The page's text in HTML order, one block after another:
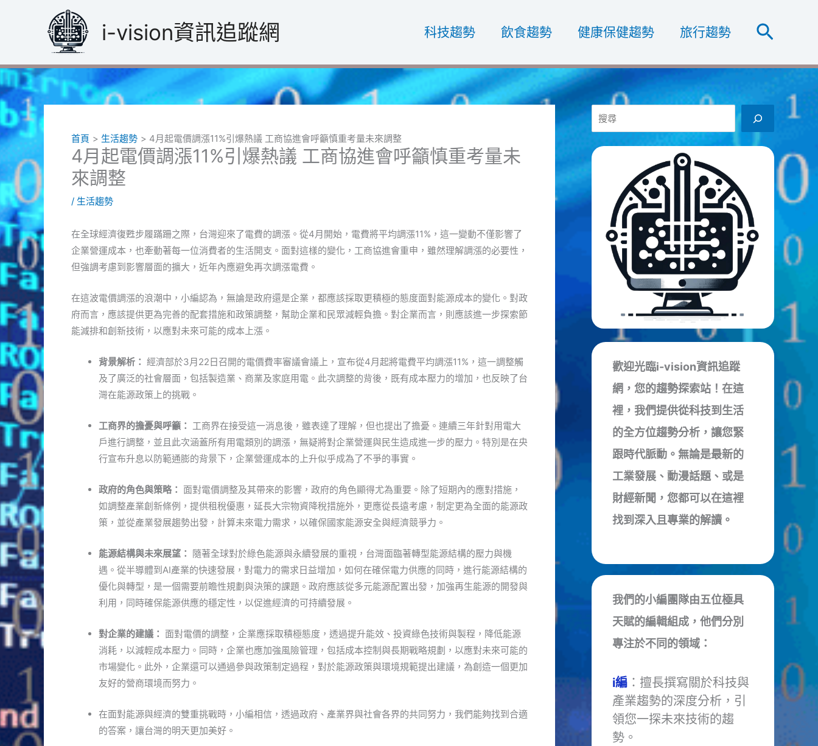
內
容
i-vision資訊追蹤網 科技趨勢 飲食趨勢 健康保健趨勢 旅行趨勢
搜
尋
首頁 生活趨勢 4月起電價調漲11%引爆熱議 工商協進會呼籲慎重考量未來調整
4月起電價調漲11%引爆熱議 工商協進會呼籲慎重考量未
來調整
/ 生活趨勢
在全球經濟復甦步履蹣跚之際，台灣迎來了電費的調漲。從4月開始，電費將平均調漲11%，這一變動不僅影響了
企業營運成本，也牽動著每一位消費者的生活開支。面對這樣的變化，工商協進會重申，雖然理解調漲的必要性，
但強調考慮到影響層面的擴大，近年內應避免再次調漲電費。
在這波電價調漲的浪潮中，小編認為，無論是政府還是企業，都應該採取更積極的態度面對能源成本的變化。對政
府而言，應該提供更為完善的配套措施和政策調整，幫助企業和民眾減輕負擔。對企業而言，則應該進一步探索節
能減排和創新技術，以應對未來可能的成本上漲。
背景解析： 經濟部於3月22日召開的電價費率審議會議上，宣布從4月起將電費平均調漲11%，這一調整觸
及了廣泛的社會層面，包括製造業、商業及家庭用電。此次調整的背後，既有成本壓力的增加，也反映了台
灣在能源政策上的挑戰。
工商界的擔憂與呼籲： 工商界在接受這一消息後，雖表達了理解，但也提出了擔憂。連續三年針對用電大
戶進行調整，並且此次涵蓋所有用電類別的調漲，無疑將對企業營運與民生造成進一步的壓力。特別是在央
行宣布升息以防範通膨的背景下，企業營運成本的上升似乎成為了不爭的事實。
政府的角色與策略： 面對電價調整及其帶來的影響，政府的角色顯得尤為重要。除了短期內的應對措施，
如調整產業創新條例，提供租稅優惠，延長大宗物資降稅措施外，更應從長遠考慮，制定更為全面的能源政
策，並從產業發展趨勢出發，計算未來電力需求，以確保國家能源安全與經濟競爭力。
能源結構與未來展望： 隨著全球對於綠色能源與永續發展的重視，台灣面臨著轉型能源結構的壓力與機
遇。從半導體到AI產業的快速發展，對電力的需求日益增加，如何在確保電力供應的同時，進行能源結構的
優化與轉型，是一個需要前瞻性規劃與決策的課題。政府應該從多元能源配置出發，加強再生能源的開發與
利用，同時確保能源供應的穩定性，以促進經濟的可持續發展。
對企業的建議： 面對電價的調整，企業應採取積極態度，透過提升能效、投資綠色技術與製程，降低能源
消耗，以減輕成本壓力。同時，企業也應加強風險管理，包括成本控制與長期戰略規劃，以應對未來可能的
市場變化。此外，企業還可以通過參與政策制定過程，對於能源政策與環境規範提出建議，為創造一個更加
友好的營商環境而努力。
在面對能源與經濟的雙重挑戰時，小編相信，透過政府、產業界與社會各界的共同努力，我們能夠找到合適
的答案，讓台灣的明天更加美好。
搜
尋
歡迎光臨i-vision資訊追蹤
網，您的趨勢探索站！在這
裡，我們提供從科技到生活
的全方位趨勢分析，讓您緊
跟時代脈動。無論是最新的
工業發展、動漫話題、或是
財經新聞，您都可以在這裡
找到深入且專業的解讀。
我們的小編團隊由五位極具
天賦的編輯組成，他們分別
專注於不同的領域：
i編：擅長撰寫關於科技與
產業趨勢的深度分析，引
領您一探未來技術的趨
勢。